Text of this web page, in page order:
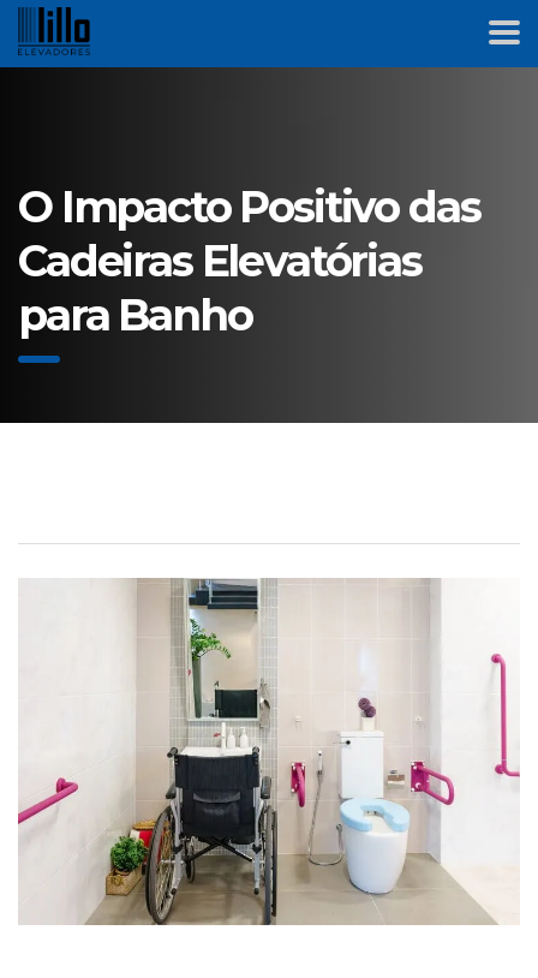
O Impacto Positivo das
Cadeiras Elevatórias
para Banho